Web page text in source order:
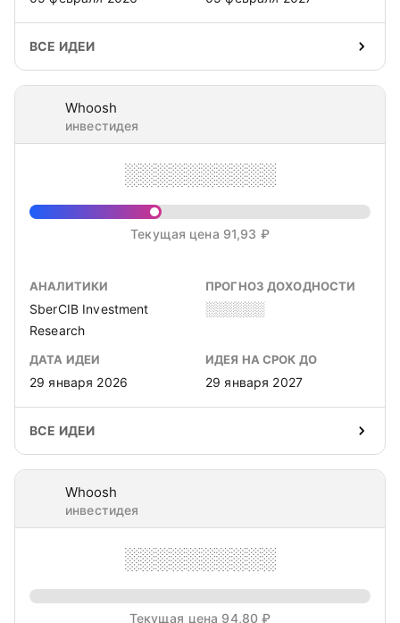
ВСЕ ИДЕИ
Whoosh
инвестидея
░░░░░░░░░░
Текущая цена 91,93 ₽
АНАЛИТИКИ
SberCIB Investment
Research
ПРОГНОЗ ДОХОДНОСТИ
░░░░░░
ДАТА ИДЕИ
29 января 2026
ИДЕЯ НА СРОК ДО
29 января 2027
ВСЕ ИДЕИ
Whoosh
инвестидея
░░░░░░░░░░
Текущая цена 94,80 ₽